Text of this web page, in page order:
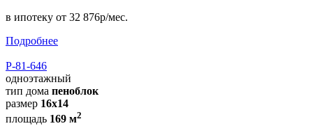
в ипотеку от 32 876р/мес.
Подробнее
Р-81-646
одноэтажный
тип дома пеноблок
размер 16x14
площадь 169 м2